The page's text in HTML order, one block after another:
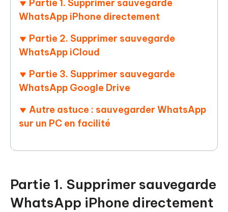
Partie 1. Supprimer sauvegarde
WhatsApp iPhone directement
Partie 2. Supprimer sauvegarde
WhatsApp iCloud
Partie 3. Supprimer sauvegarde
WhatsApp Google Drive
Autre astuce : sauvegarder WhatsApp
sur un PC en facilité
Partie 1. Supprimer sauvegarde
WhatsApp iPhone directement